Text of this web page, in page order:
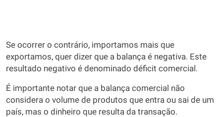
Se ocorrer o contrário, importamos mais que
exportamos, quer dizer que a balança é negativa. Este
resultado negativo é denominado déficit comercial.
É importante notar que a balança comercial não
considera o volume de produtos que entra ou sai de um
país, mas o dinheiro que resulta da transação.